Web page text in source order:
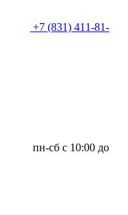
+7 (831) 411-81-
пн-сб с 10:00 до